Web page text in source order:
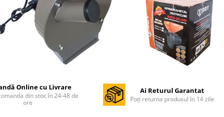
Online cu Livrare
din stoc în 24-48 de
ore
Ai Returul Garantat
Poți returna produsul în 14 zile